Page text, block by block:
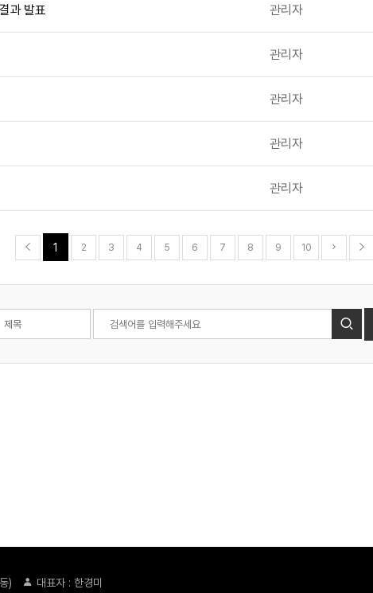
과 발표 관리자
관리자
관리자
관리자
관리자
1 2 3 4 5 6 7 8 9 10
) 대표자 : 한경미